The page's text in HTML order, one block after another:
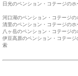
日光のペンション・コテージの
河口湖のペンション・コテージ
清里のペンション・コテージのホ
八ヶ岳のペンション・コテージ
伊豆高原のペンション・コテー
索